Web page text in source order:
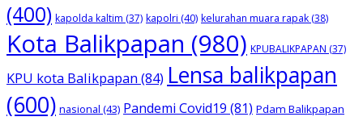
(400) kapolda kaltim (37) kapolri (40) kelurahan muara rapak (38)
Kota Balikpapan (980) KPUBALIKPAPAN (37)
KPU kota Balikpapan(84) Lensa balikpapan
(600) nasional (43) Pandemi Covid19 (81) Pdam Balikpapan